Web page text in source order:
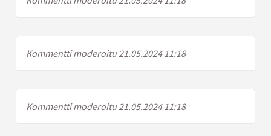
Kommentti moderoitu 21.05.2024 11:18
Kommentti moderoitu 21.05.2024 11:18